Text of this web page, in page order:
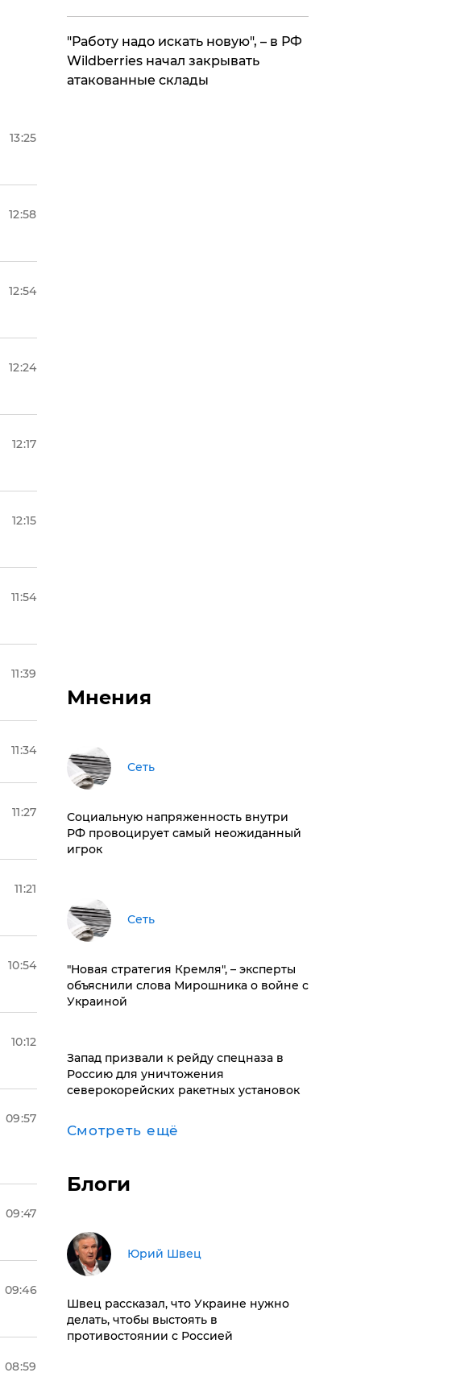
13:25
12:58
12:54
12:24
12:17
12:15
11:54
11:39
11:34
11:27
11:21
10:54
10:12
09:57
09:47
09:46
08:59
"Работу надо искать новую", – в РФ
Wildberries начал закрывать
атакованные склады
Мнения
Сеть
Социальную напряженность внутри
РФ провоцирует самый неожиданный
игрок
Сеть
"Новая стратегия Кремля", – эксперты
объяснили слова Мирошника о войне с
Украиной
Запад призвали к рейду спецназа в
Россию для уничтожения
северокорейских ракетных установок
Смотреть ещё
Блоги
Юрий Швец
Швец рассказал, что Украине нужно
делать, чтобы выстоять в
противостоянии с Россией